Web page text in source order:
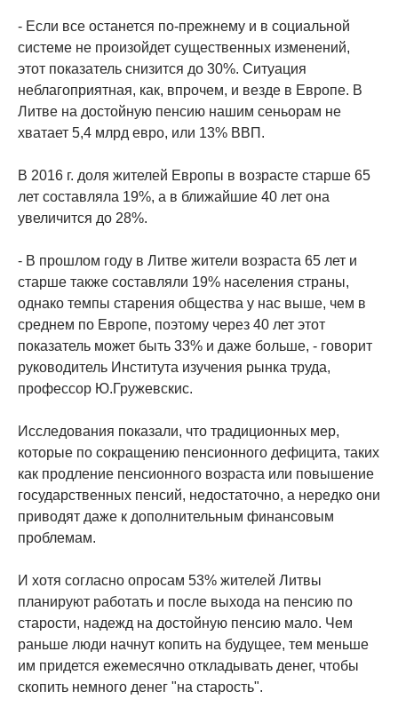
- Если все останется по-прежнему и в социальной
системе не произойдет существенных изменений,
этот показатель снизится до 30%. Ситуация
неблагоприятная, как, впрочем, и везде в Европе. В
Литве на достойную пенсию нашим сеньорам не
хватает 5,4 млрд евро, или 13% ВВП.
В 2016 г. доля жителей Европы в возрасте старше 65
лет составляла 19%, а в ближайшие 40 лет она
увеличится до 28%.
- В прошлом году в Литве жители возраста 65 лет и
старше также составляли 19% населения страны,
однако темпы старения общества у нас выше, чем в
среднем по Европе, поэтому через 40 лет этот
показатель может быть 33% и даже больше, - говорит
руководитель Института изучения рынка труда,
профессор Ю.Гружевскис.
Исследования показали, что традиционных мер,
которые по сокращению пенсионного дефицита, таких
как продление пенсионного возраста или повышение
государственных пенсий, недостаточно, а нередко они
приводят даже к дополнительным финансовым
проблемам.
И хотя согласно опросам 53% жителей Литвы
планируют работать и после выхода на пенсию по
старости, надежд на достойную пенсию мало. Чем
раньше люди начнут копить на будущее, тем меньше
им придется ежемесячно откладывать денег, чтобы
скопить немного денег "на старость".